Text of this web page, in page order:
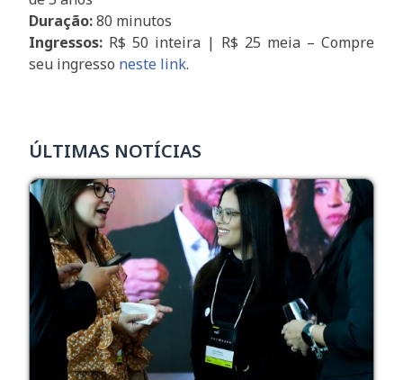
Duração:80 minutos
Ingressos: R$ 50 inteira | R$ 25 meia – Compre
seu ingresso neste link.
ÚLTIMAS NOTÍCIAS